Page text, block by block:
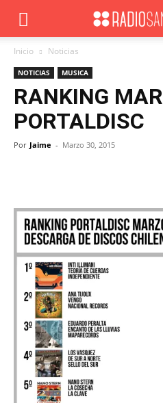
Inicio Noticias
NOTICIAS MUSICA
RANKING
PORTALDISC
Por Jaime - Marzo 30, 2015